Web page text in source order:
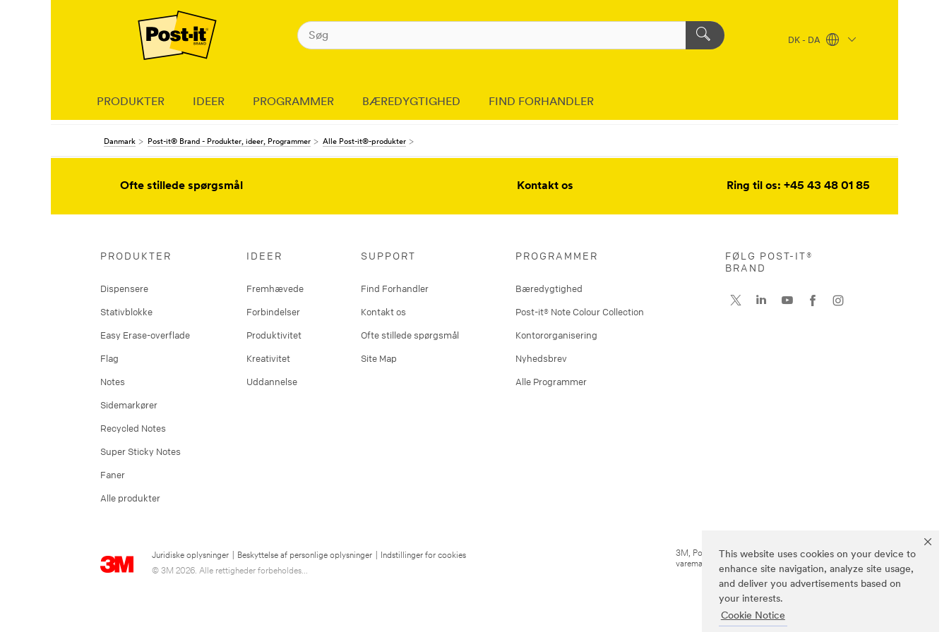
This website uses cookies on your device to
enhance site navigation, analyze site usage,
and deliver you advertisements based on
your interests.
Cookie Notice
DK - DA
PRODUKTER IDEER PROGRAMMER BÆREDYGTIGHED FIND FORHANDLER
Danmark Post-it® Brand - Produkter, ideer, Programmer Alle Post-it®-produkter
Ofte stillede spørgsmål Kontakt os Ring til os: +45 43 48 01 85
PRODUKTER
Dispensere
Stativblokke
Easy Erase-overflade
Flag
Notes
Sidemarkører
Recycled Notes
Super Sticky Notes
Faner
Alle produkter
IDEER
Fremhævede
Forbindelser
Produktivitet
Kreativitet
Uddannelse
SUPPORT
Find Forhandler
Kontakt os
Ofte stillede spørgsmål
Site Map
PROGRAMMER
Bæredygtighed
Post-it® Note Colour Collection
Kontororganisering
Nyhedsbrev
Alle Programmer
Juridiske oplysninger Beskyttelse af personlige oplysninger
Indstillinger for cookies
© 3M 2026. Alle rettigheder forbeholdes...
FØLG POST-IT®
BRAND
3M, Post-it® og farven Canary Yellow™ er
varemærker tilhørende 3M.